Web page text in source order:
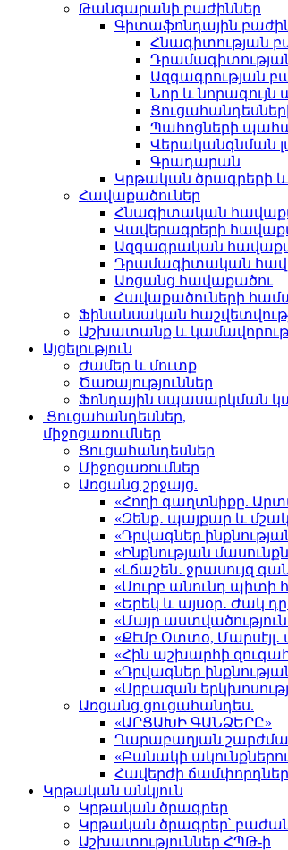
Թանգարանի բաժիններ
Գիտաֆոնդային
Հնագիտության
Ազգագրության
Նոր և
Պահոցների
Վերականգնման
Գրադարան
Կրթական ծրագրերի
Հավաքածուներ
Հնագիտական
Վավերագրերի
Ազգագրական
Դրամագիտական
Առցանց հավաքածու
Հավաքածուների
Ֆինանսական
Աշխատանք և
Այցելություն
Ժամեր և մուտք
Ծառայություններ
Ֆոնդային սպասարկման
Ցուցահանդեսներ,
միջոցառումներ
Ցուցահանդեսներ
Միջոցառումներ
Առցանց շրջայց.
«Հողի գաղտնիքը.
«Զենք․ պայքար և
«Դրվագներ
«Ինքնության
«Լճաշեն․ ջրասույզ
«Սուրբ անունդ պիտի
«Երեկ և այսօր․ Ժակ
«Մայր
«Քէմբ Օտտօ,
«Հին աշխարհի
«Դրվագներ
«Սրբազան
Առցանց ցուցահանդես.
«ԱՐՑԱԽԻ ԳԱՆՁԵՐԸ»
Ղարաբաղյան
«Բանակի
Հավերժի
Կրթական անկյուն
Կրթական ծրագրեր
Կրթական ծրագրեր՝
Աշխատություններ ՀՊԹ-ի